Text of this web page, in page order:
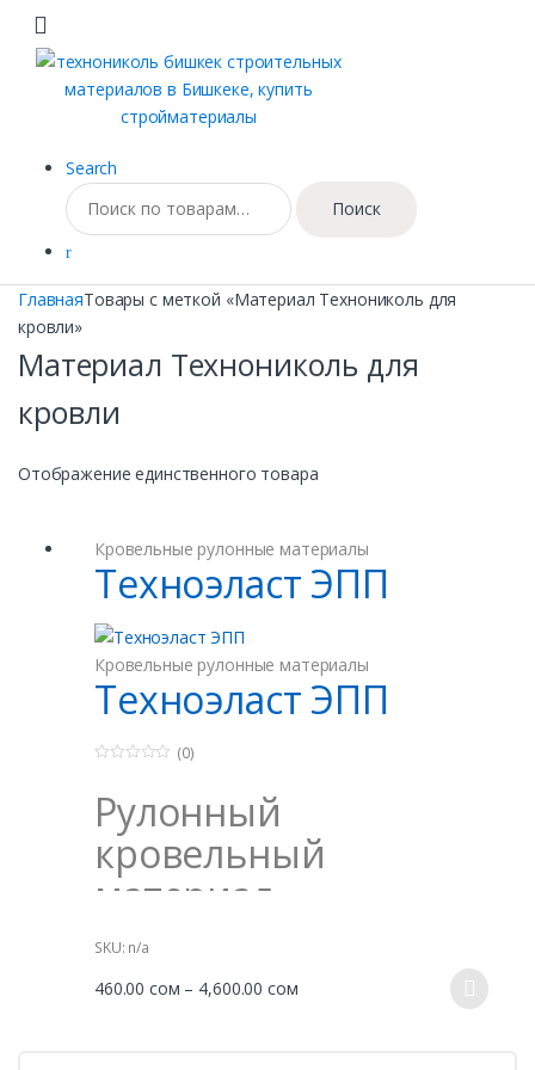
navigation
content
Search
Искать:
Поиск
ГлавнаяТовары с меткой «Материал Технониколь для
кровли»
Материал Технониколь для
кровли
Отображение единственного товара
Кровельные рулонные материалы
Техноэласт ЭПП
Кровельные рулонные материалы
Техноэласт ЭПП
u
o
f
(0)
Рулонный
кровельный
материал
Техноэласт ЭПП
Рулонный материал Техноэласт ЭПП разработан на
SKU: n/a
460.00сом – 4,600.00 сомДиапазон
Этот